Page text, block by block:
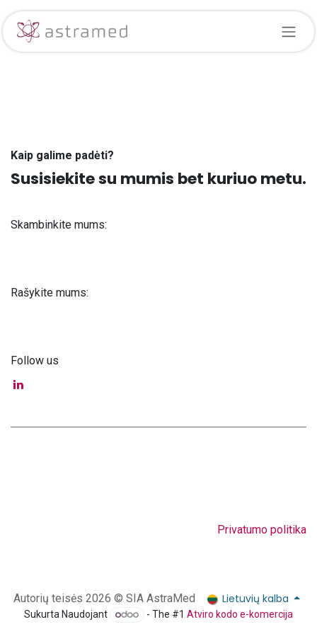
Skip to Content
Kaip galime padėti?
Susisiekite su mumis bet kuriuo metu.
Skambinkite mums:
Rašykite mums:
Follow us
Privatumo politika
Autorių teisės 2026 © SIA AstraMed Lietuvių kalba
Sukurta Naudojant - The #1 Atviro kodo e-komercija